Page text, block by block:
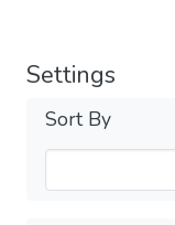
Settings
Sort By